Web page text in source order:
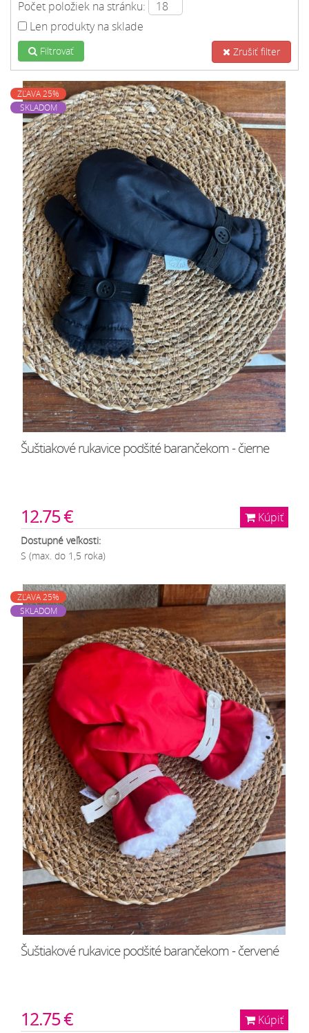
Počet položiek na stránku:
Len produkty na sklade
Filtrovať Zrušiť filter
ZĽAVA 25%
SKLADOM
Šuštiakové rukavice podšité barančekom - čierne
Kúpiť
12.75 €
Dostupné veľkosti:
S (max. do 1,5 roka)
ZĽAVA 25%
SKLADOM
Šuštiakové rukavice podšité barančekom - červené
Kúpiť
12.75 €